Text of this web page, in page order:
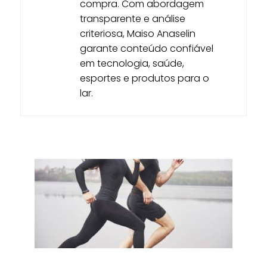
compra. Com abordagem
transparente e análise
criteriosa, Maiso Anaselin
garante conteúdo confiável
em tecnologia, saúde,
esportes e produtos para o
lar.